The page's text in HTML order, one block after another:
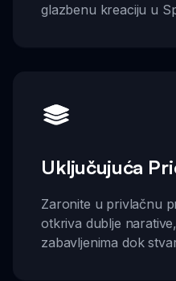
glazbenu kreaciju u
Uključujuća
Zaronite u privlačnu
otkriva dublje
zabavljenima dok